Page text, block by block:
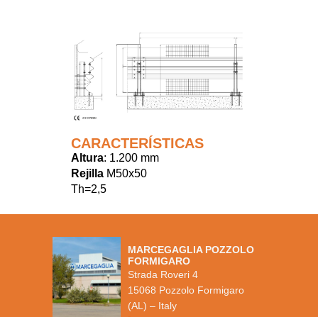
CARACTERÍSTICAS
Altura: 1.200 mm
Rejilla M50x50
Th=2,5
MARCEGAGLIA POZZOLO
FORMIGARO
Strada Roveri 4
15068 Pozzolo Formigaro
(AL) – Italy